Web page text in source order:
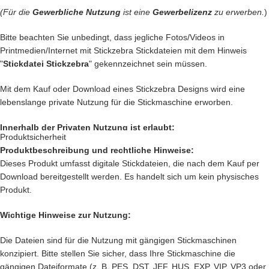
– DieKleidungDeiner Kinder so genial besticken, das die Augen
– Geschenke erstellen, die sicher nie vergessen werden
Das sind nur unsere Ideen. Du hast jetzt ganz sicher noch genialere
Setze Deine Ideen heute noch um und kaufe jetzt diesen tollen Zug.
Nach deiner Bestellung, kannst du, die wundervolle Datei
herunterladen.
(Für die Gewerbliche Nutzung ist eine Gewerbelizenz zu erwerben. )
Bitte beachten Sie unbedingt, dass jegliche Fotos/Videos in
Printmedien/Internet mit Stickzebra Stickdateien mit dem Hinweis
"Stickdatei Stickzebra" gekennzeichnet sein müssen.
Mit dem Kauf oder Download eines Stickzebra Designs wird eine
lebenslange private Nutzung für die Stickmaschine erworben.
Innerhalb der Privaten Nutzung ist erlaubt:
Private Nutzung auf einem Produkt, das mit einer Stickmaschine
hergestellt worden ist, oder ein Produkt, das mit einer Stickzebra
Stickdatei bestickt wurde.
Nutzung auf Produkten, die als Geschenk oder Spende dienen sollen.
Verkauf des Produkts, das mit einer Stickmaschine hergestellt worden
ist, oder ein Produkt, das mit einer Stickzebra Stickdatei bestickt
Produktsicherheit
Produktbeschreibung und rechtliche Hinweise:
Dieses Produkt umfasst digitale Stickdateien, die nach dem Kauf per
Download bereitgestellt werden. Es handelt sich um kein physisches
Produkt.
Wichtige Hinweise zur Nutzung:
Die Dateien sind für die Nutzung mit gängigen Stickmaschinen
konzipiert. Bitte stellen Sie sicher, dass Ihre Stickmaschine die
gängigen Dateiformate (z. B. PES, DST, JEF, HUS, EXP, VIP, VP3 oder